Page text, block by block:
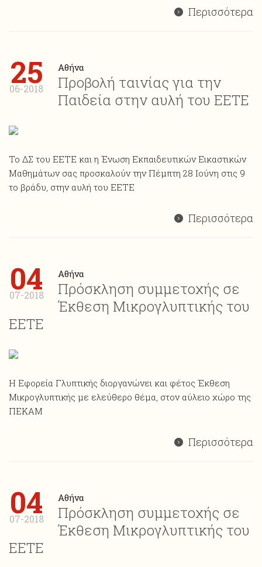
Περισσότερα
25
06-2018
Αθήνα
Προβολή ταινίας για την
Παιδεία στην αυλή του ΕΕΤΕ
Το ΔΣ του ΕΕΤΕ και η Ένωση Εκπαιδευτικών Εικαστικών
Μαθημάτων σας προσκαλούν την Πέμπτη 28 Ιούνη στις 9
το βράδυ, στην αυλή του ΕΕΤΕ
Περισσότερα
04
07-2018
Αθήνα
Πρόσκληση συμμετοχής σε
Έκθεση Μικρογλυπτικής του
ΕΕΤΕ
Η Εφορεία Γλυπτικής διοργανώνει και φέτος Έκθεση
Mικρογλυπτικής με ελεύθερο θέμα, στον αύλειο χώρο της
ΠΕΚΑΜ
Περισσότερα
04
07-2018
Αθήνα
Πρόσκληση συμμετοχής σε
Έκθεση Μικρογλυπτικής του
ΕΕΤΕ